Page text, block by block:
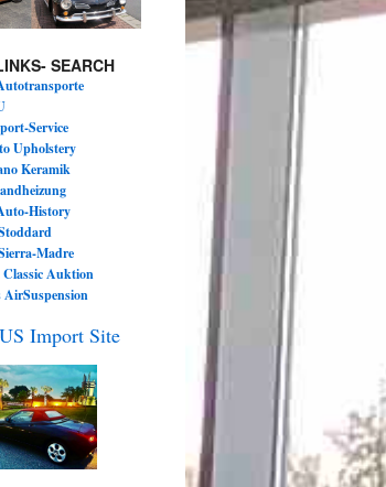
SEARCH
Service
Upholstery
Keramik
History
Madre
Auktion
AirSuspension
Import Site